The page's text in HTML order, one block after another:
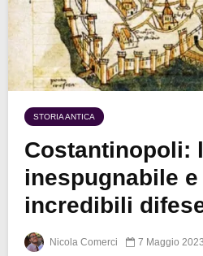
STORIA ANTICA
Costantinopoli:
inespugnabile
incredibili
Nicola Comerci 7 Maggio 2023